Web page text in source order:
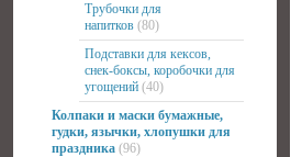
Трубочки для
напитков (80)
Подставки для кексов,
снек-боксы, коробочки для
угощений (40)
Колпаки и маски бумажные,
гудки, язычки, хлопушки для
праздника (96)